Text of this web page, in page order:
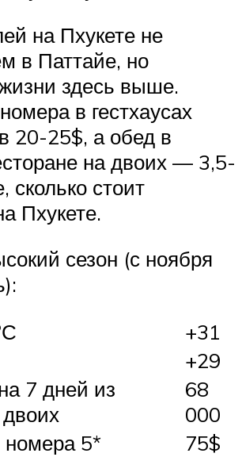
на Пхукете не
в Паттайе, но
здесь выше.
в гестхаусах
20-25$, а обед в
на двоих — 3,5-
сколько стоит
Пхукете.
сезон (с ноября
+31
+29
7 дней из
68
000
5*
75$